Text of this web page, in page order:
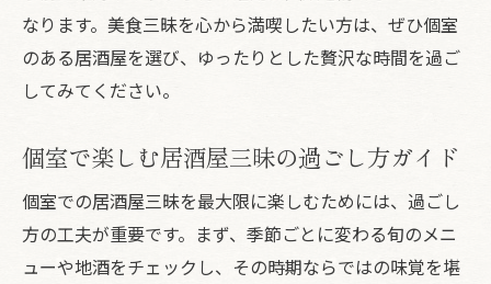
なります。美食三昧を心から満喫したい方は、ぜひ個室
のある居酒屋を選び、ゆったりとした贅沢な時間を過ご
してみてください。
個室で楽しむ居酒屋三昧の過ごし方ガイド
個室での居酒屋三昧を最大限に楽しむためには、過ごし
方の工夫が重要です。まず、季節ごとに変わる旬のメニ
ューや地酒をチェックし、その時期ならではの味覚を堪